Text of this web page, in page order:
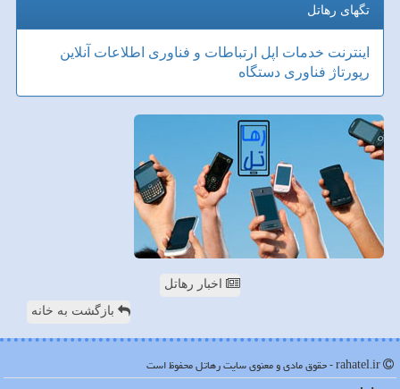
تگهای رهاتل
اینترنت خدمات اپل ارتباطات و فناوری اطلاعات آنلاین
رپورتاژ فناوری دستگاه
اخبار رهاتل
بازگشت به خانه